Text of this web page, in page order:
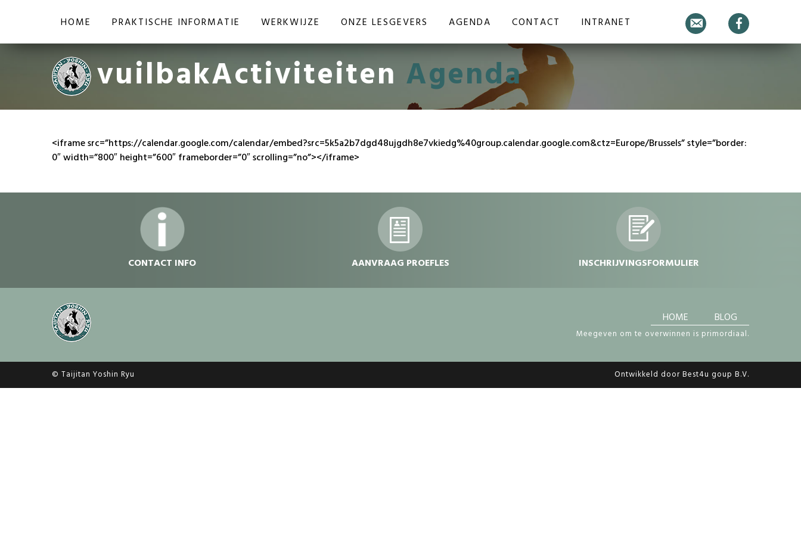
HOME PRAKTISCHE INFORMATIE WERKWIJZE ONZE LESGEVERS AGENDA CONTACT INTRANET E-
mail
Facebook
vuilbakActiviteiten Agenda
<iframe src=”https://calendar.google.com/calendar/embed?src=5k5a2b7dgd48ujgdh8e7vkiedg%40group.calendar.google.com&ctz=Europe/Brussels” style=”border:
0″ width=”800″ height=”600″ frameborder=”0″ scrolling=”no”></iframe>
CONTACT INFO AANVRAAG PROEFLES INSCHRIJVINGSFORMULIER
HOME BLOG
Meegeven om te overwinnen is primordiaal.
© Taijitan Yoshin Ryu Ontwikkeld door Best4u goup B.V.